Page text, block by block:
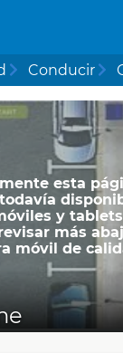
Conducir
esta
y
más
móvil de